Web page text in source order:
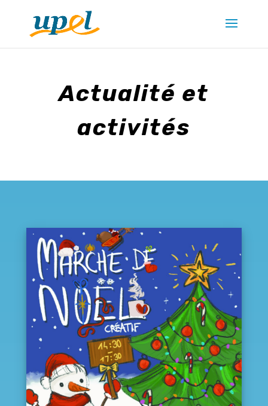
Actualité et
activités